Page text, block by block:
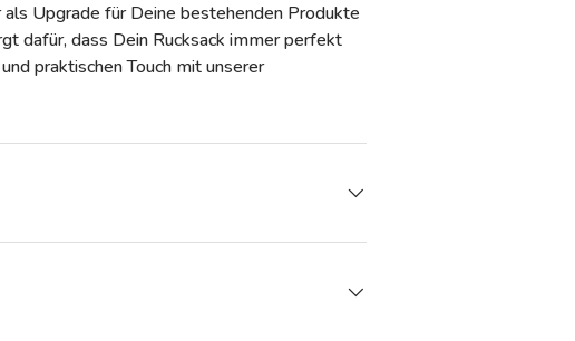
als Upgrade für Deine bestehenden Produkte
dafür, dass Dein Rucksack immer perfekt
praktischen Touch mit unserer